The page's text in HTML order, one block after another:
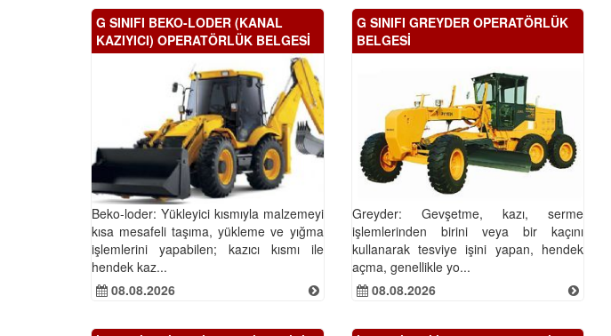
G SINIFI BEKO-LODER (KANAL
KAZIYICI) OPERATÖRLÜK BELGESİ
Beko-loder: Yükleyici kısmıyla malzemeyi
kısa mesafeli taşıma, yükleme ve yığma
işlemlerini yapabilen; kazıcı kısmı ile
hendek kaz...
08.08.2026
G SINIFI GREYDER OPERATÖRLÜK
BELGESİ
Greyder: Gevşetme, kazı, serme
işlemlerinden birini veya bir kaçını
kullanarak tesviye işini yapan, hendek
açma, genellikle yo...
08.08.2026